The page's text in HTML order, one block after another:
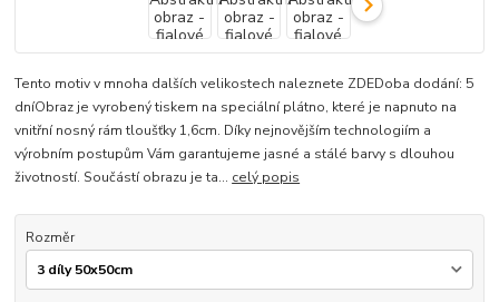
Tento motiv v mnoha dalších velikostech naleznete ZDEDoba dodání: 5
dníObraz je vyrobený tiskem na speciální plátno, které je napnuto na
vnitřní nosný rám tloušťky 1,6cm. Díky nejnovějším technologiím a
výrobním postupům Vám garantujeme jasné a stálé barvy s dlouhou
životností. Součástí obrazu je ta... celý popis
Rozměr